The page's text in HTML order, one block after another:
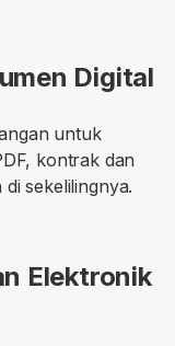
Digital
untuk
kontrak dan
sekelilingnya.
Elektronik